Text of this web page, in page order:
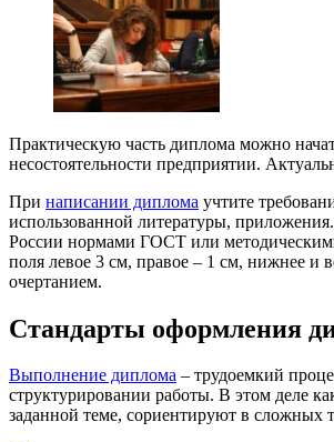
Практическую часть диплома можно
несостоятельности предприятии.
При написании диплома учтите
использованной литературы,
России нормами ГОСТ или
поля левое 3 см, правое – 1 см, нижнее и
очертанием.
Стандарты оформления
Выполнение диплома – трудоемкий
структурировании работы. В этом деле
заданной теме, сориентируют в сложных